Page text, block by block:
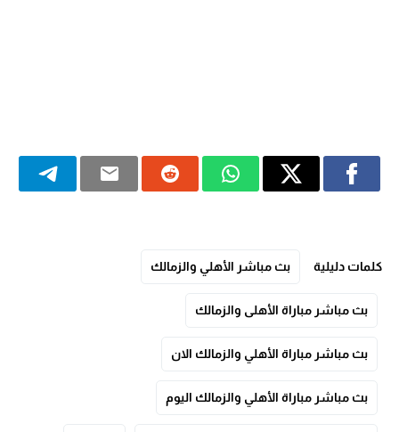
كلمات دليلية بث مباشر الأهلي والزمالك
بث مباشر مباراة الأهلى والزمالك
بث مباشر مباراة الأهلي والزمالك الان
بث مباشر مباراة الأهلي والزمالك اليوم